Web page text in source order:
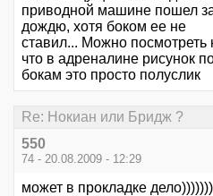
приводной машине пошел
дождю, хотя боком ее не
ставил... Можно посмотреть
что в адреналине рисунок
бокам это просто полуслик
Re: Нокиан или Бридж ?
550
74 - 20.08.2009 - 12:29
может в прокладке дело)))))))